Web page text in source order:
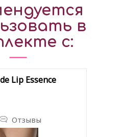
в
с:
Lip Essence
Отзывы